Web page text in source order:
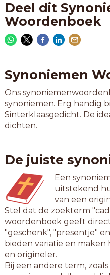
Deel dit
Woordenboek
Synoniemen
Ons
synoniemen. Erg handig
Sinterklaasgedicht. De
dichten.
De juiste
Een
uitstekend
van een
Stel dat de zoekterm
woordenboek geeft
"geschenk", "presentje"
bieden variatie en
en origineler.
Bij een andere term,